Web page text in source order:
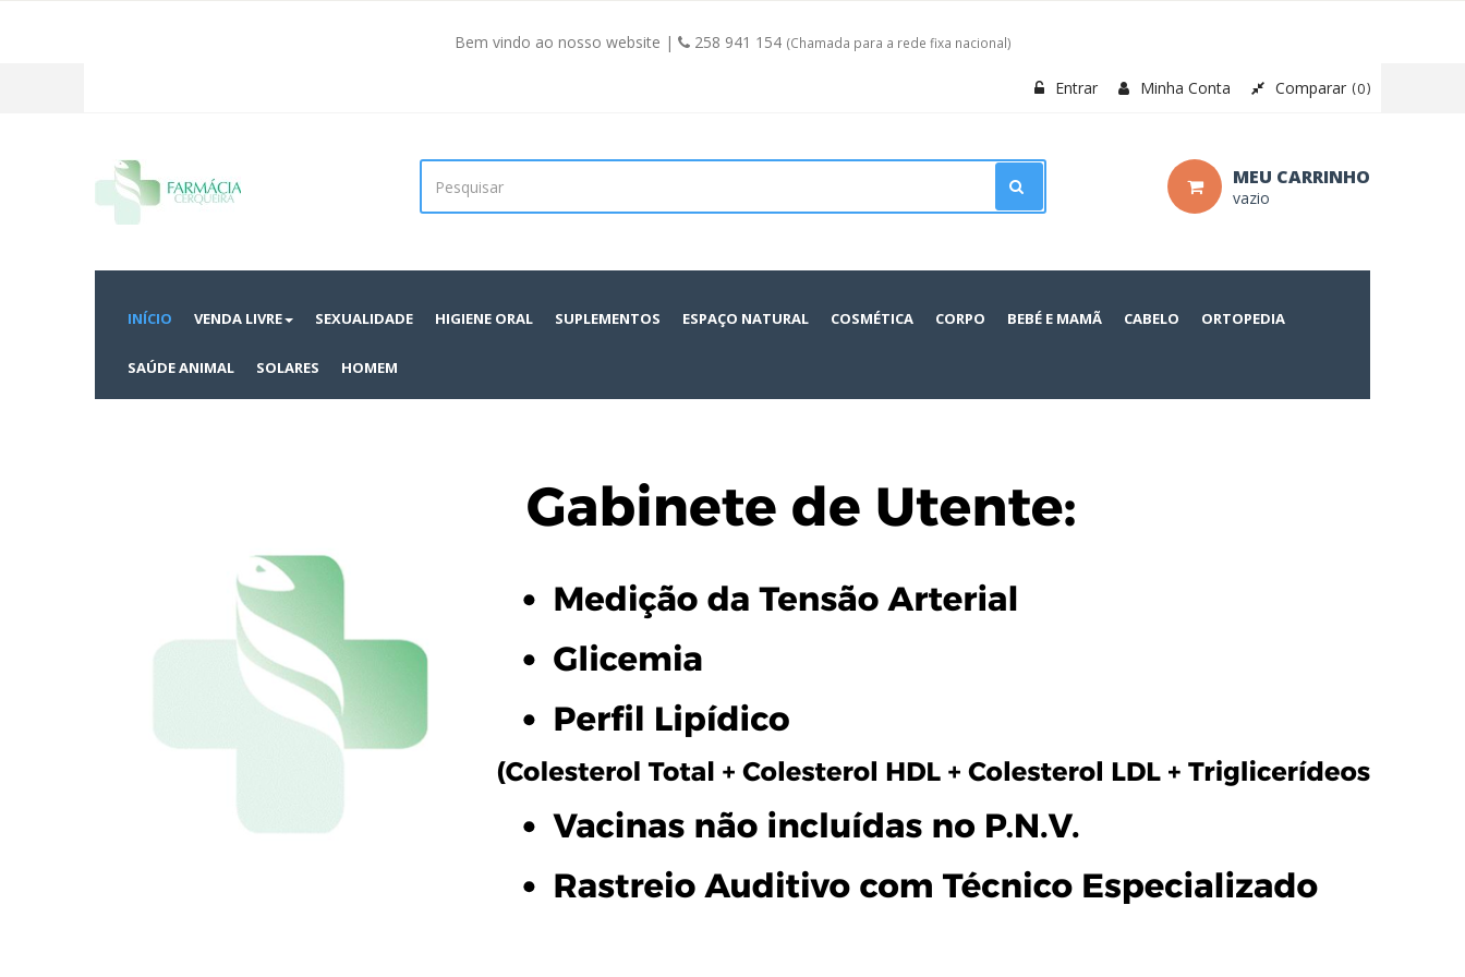
Bem vindo ao nosso website | 258 941 154 (Chamada para a rede fixa nacional)
Entrar Minha Conta Comparar 0
MEU CARRINHO
vazio
INÍCIO VENDA LIVRE SEXUALIDADE HIGIENE ORAL SUPLEMENTOS ESPAÇO NATURAL COSMÉTICA CORPO BEBÉ E MAMÃ CABELO ORTOPEDIA
SAÚDE ANIMAL SOLARES HOMEM